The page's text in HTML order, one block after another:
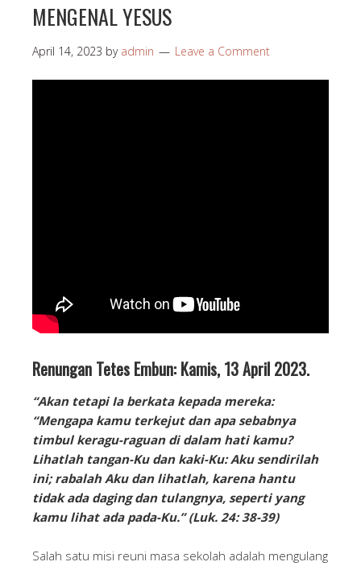
MENGENAL YESUS
April 14, 2023 by admin Leave a Comment
Renungan Tetes Embun: Kamis, 13 April 2023.
“Akan tetapi Ia berkata kepada mereka:
“Mengapa kamu terkejut dan apa sebabnya
timbul keragu-raguan di dalam hati kamu?
Lihatlah tangan-Ku dan kaki-Ku: Aku sendirilah
ini; rabalah Aku dan lihatlah, karena hantu
tidak ada daging dan tulangnya, seperti yang
kamu lihat ada pada-Ku.” (Luk. 24: 38-39)
Salah satu misi reuni masa sekolah adalah mengulang